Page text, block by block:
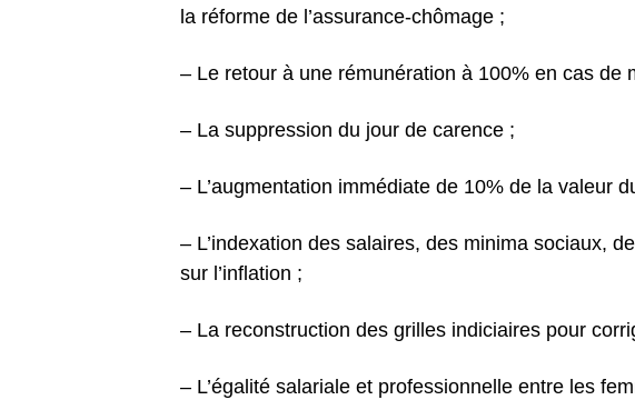
la réforme de l’assurance-chômage ;
– Le retour à une rémunération à 100% en cas de
– La suppression du jour de carence ;
– L’augmentation immédiate de 10% de la valeur
– L’indexation des salaires, des minima sociaux,
sur l’inflation ;
– La reconstruction des grilles indiciaires pour
– L’égalité salariale et professionnelle entre les